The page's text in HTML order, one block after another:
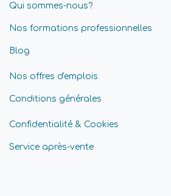
Qui sommes-nous?
Nos formations professionnelles
Blog
Nos offres d'emplois
Conditions générales
Confidentialité & Cookies
Service après-vente